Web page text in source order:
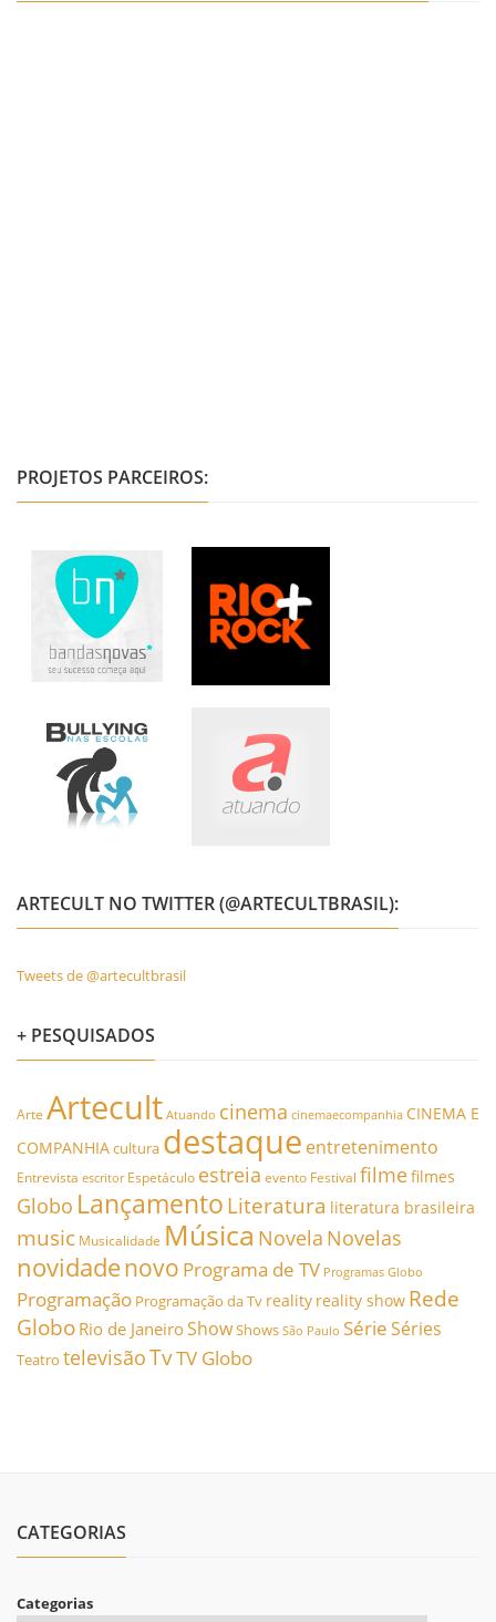
PROJETOS PARCEIROS:
ARTECULT NO TWITTER (@ARTECULTBRASIL):
Tweets de @artecultbrasil
+ PESQUISADOS
Arte Artecult Atuando cinema cinemaecompanhia CINEMA E
COMPANHIAcultura destaque entretenimento
Entrevista escritor Espetáculo estreia evento Festival filmefilmes
Globo Lançamento Literatura literatura brasileira
music Musicalidade Música Novela Novelas
novidadenovo Programa de TV Programas Globo
Programação Programação da Tv reality reality show Rede
Globo Rio de JaneiroShowShows São Paulo SérieSéries
Teatro televisãoTvTV Globo
CATEGORIAS
Categorias